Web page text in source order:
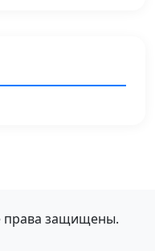
права защищены.